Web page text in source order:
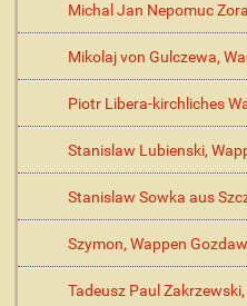
Michal Jan Nepomuc
Mikolaj von Gulczewa,
Piotr Libera-kirchliches
Stanislaw Lubienski,
Stanislaw Sowka aus
Szymon, Wappen
Tadeusz Paul